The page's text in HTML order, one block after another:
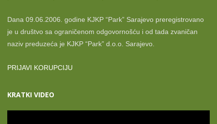
Dana 09.06.2006. godine KJKP “Park” Sarajevo preregistrovano
je u društvo sa ograničenom odgovornošću i od tada zvaničan
naziv preduzeća je KJKP “Park” d.o.o. Sarajevo.
PRIJAVI KORUPCIJU
KRATKI VIDEO